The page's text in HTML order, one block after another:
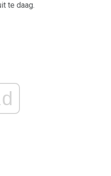
te daag.